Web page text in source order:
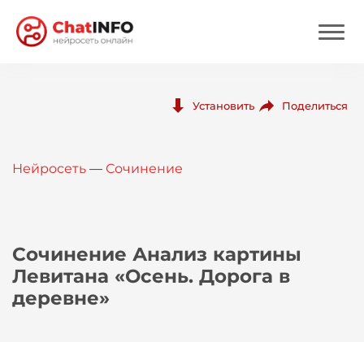
Вход
Установить Поделиться
Нейросеть — Сочинение
Сочинение Анализ картины
Левитана «Осень. Дорога в
деревне»